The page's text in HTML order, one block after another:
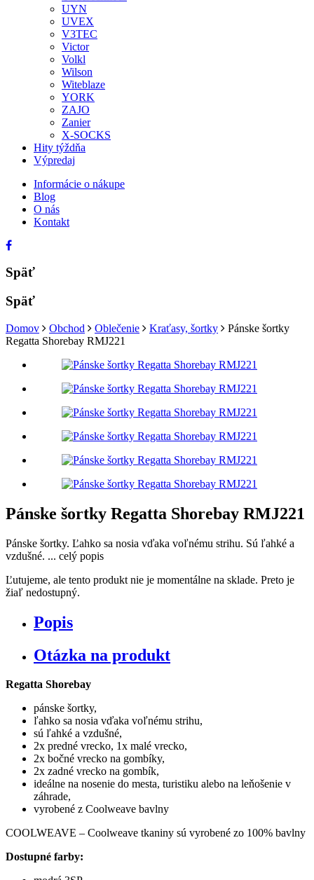
UYN
UVEX
V3TEC
Victor
Volkl
Wilson
Witeblaze
YORK
ZAJO
Zanier
X-SOCKS
Hity týždňa
Výpredaj
Informácie o nákupe
Blog
O nás
Kontakt
Späť
Späť
Domov Obchod Oblečenie Kraťasy, šortky
Pánske šortky
Regatta Shorebay RMJ221
Pánske šortky Regatta Shorebay RMJ221
Pánske šortky. Ľahko sa nosia vďaka voľnému strihu. Sú ľahké a
vzdušné. ... celý popis
Ľutujeme, ale tento produkt nie je momentálne na sklade. Preto je
žiaľ nedostupný.
Popis
Otázka na produkt
Regatta Shorebay
pánske šortky,
ľahko sa nosia vďaka voľnému strihu,
sú ľahké a vzdušné,
2x predné vrecko, 1x malé vrecko,
2x bočné vrecko na gombíky,
2x zadné vrecko na gombík,
ideálne na nosenie do mesta, turistiku alebo na leňošenie v
záhrade,
vyrobené z Coolweave bavlny
COOLWEAVE – Coolweave tkaniny sú vyrobené zo 100% bavlny
Dostupné farby: